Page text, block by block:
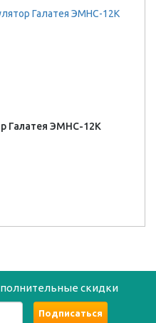
Галатея ЭМНС-12К
скидки